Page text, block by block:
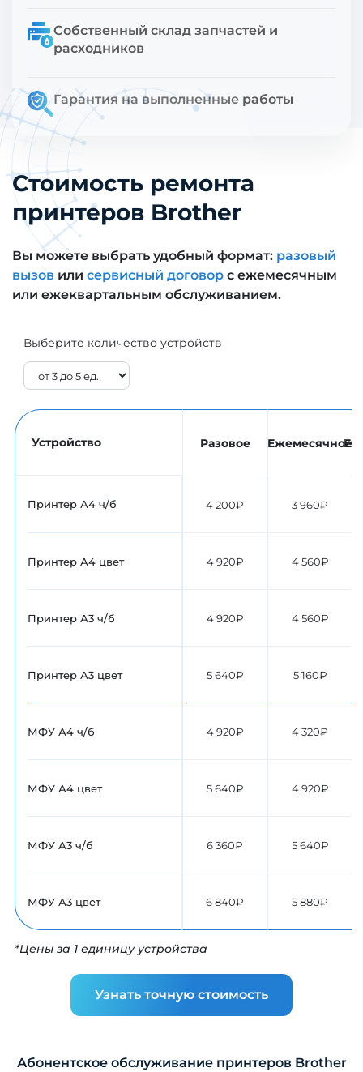
Собственный склад запчастей и
расходников
Гарантия на выполненные работы
Стоимость ремонта
принтеров Brother
Вы можете выбрать удобный формат: разовый
вызов или сервисный договор с ежемесячным
или ежеквартальным обслуживанием.
Выберите количество устройств
Устройство
Принтер А4 ч/б
Принтер А4 цвет
Принтер А3 ч/б
Принтер А3 цвет
МФУ А4 ч/б
МФУ А4 цвет
МФУ А3 ч/б
МФУ А3 цвет
Разовое
4 200₽
4 920₽
4 920₽
5 640₽
4 920₽
5 640₽
6 360₽
6 840₽
Ежемесячное
3 960₽
4 560₽
4 560₽
5 160₽
4 320₽
4 920₽
5 640₽
5 880₽
*Цены за 1 единицу устройства
Узнать точную стоимость
Абонентское обслуживание принтеров Brother